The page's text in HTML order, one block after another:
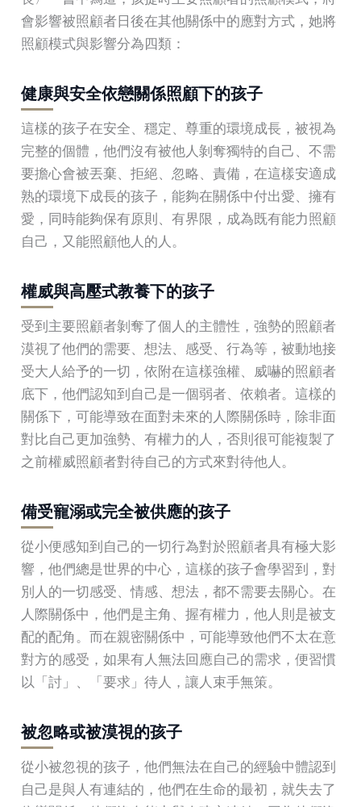
會影響被照顧者日後在其他關係中的應對方式，她將
照顧模式與影響分為四類：
健康與安全依戀關係照顧下的孩子
這樣的孩子在安全、穩定、尊重的環境成長，被視為
完整的個體，他們沒有被他人剝奪獨特的自己、不需
要擔心會被丟棄、拒絕、忽略、責備，在這樣安適成
熟的環境下成長的孩子，能夠在關係中付出愛、擁有
愛，同時能夠保有原則、有界限，成為既有能力照顧
自己，又能照顧他人的人。
權威與高壓式教養下的孩子
受到主要照顧者剝奪了個人的主體性，強勢的照顧者
漠視了他們的需要、想法、感受、行為等，被動地接
受大人給予的一切，依附在這樣強權、威嚇的照顧者
底下，他們認知到自己是一個弱者、依賴者。這樣的
關係下，可能導致在面對未來的人際關係時，除非面
對比自己更加強勢、有權力的人，否則很可能複製了
之前權威照顧者對待自己的方式來對待他人。
備受寵溺或完全被供應的孩子
從小便感知到自己的一切行為對於照顧者具有極大影
響，他們總是世界的中心，這樣的孩子會學習到，對
別人的一切感受、情感、想法，都不需要去關心。在
人際關係中，他們是主角、握有權力，他人則是被支
配的配角。而在親密關係中，可能導致他們不太在意
對方的感受，如果有人無法回應自己的需求，便習慣
以「討」、「要求」待人，讓人束手無策。
被忽略或被漠視的孩子
從小被忽視的孩子，他們無法在自己的經驗中體認到
自己是與人有連結的，他們在生命的最初，就失去了